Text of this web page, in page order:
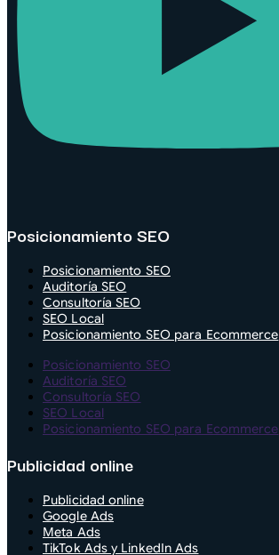
Posicionamiento SEO
Posicionamiento SEO
Auditoría SEO
Consultoría SEO
SEO Local
Posicionamiento SEO para Ecommerce
Posicionamiento SEO
Auditoría SEO
Consultoría SEO
SEO Local
Posicionamiento SEO para Ecommerce
Publicidad online
Publicidad online
Google Ads
Meta Ads
TikTok Ads y LinkedIn Ads